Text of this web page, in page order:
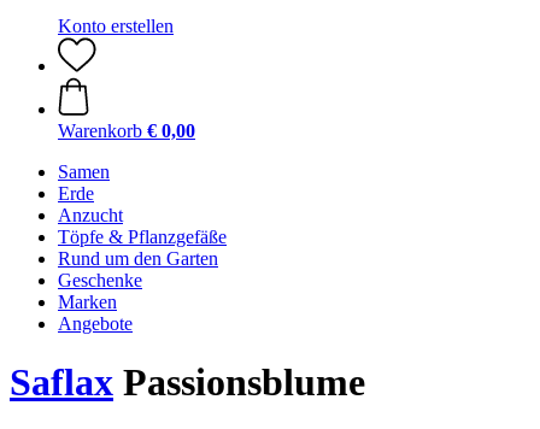
Konto erstellen
Warenkorb € 0,00
Samen
Erde
Anzucht
Töpfe & Pflanzgefäße
Rund um den Garten
Geschenke
Marken
Angebote
Saflax Passionsblume